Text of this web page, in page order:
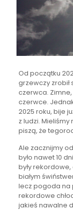
Od początku
grzewczy zrobił
czerwca.
czerwce.
2025 roku, bije
z ludzi.
piszą, że
Ale zacznijmy
było nawet 10
były
białym
lecz pogoda na
rekordowe
jakieś nawalne